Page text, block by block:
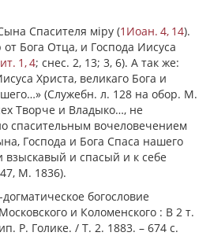
Спасителя мiру (1Иоан. 4, 14).
Бога Отца, и Господа Иисуса
1, 4; снес. 2, 13; 3, 6). А так же:
Христа, великаго Бога и
(Служебн. л. 128 на обор. М.
Творче и Владыко…, не
спасительным вочеловечением
Господа и Бога Спаса нашего
взыскавый и спасый и к себе
М. 1836).
богословие
и Коломенского : В 2 т.
Р. Голике. / Т. 2. 1883. – 674 с.